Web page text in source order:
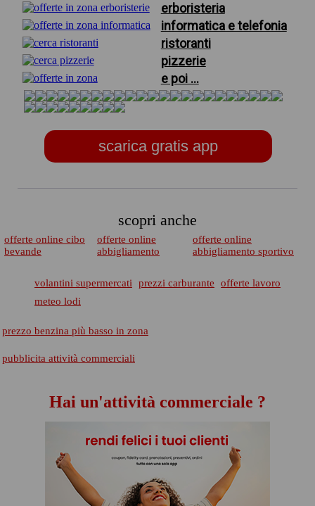
erboristeria
informatica e telefonia
ristoranti
pizzerie
e poi ...
scarica gratis app
scopri anche
offerte online cibo
bevande
offerte online
abbigliamento
offerte online
abbigliamento sportivo
volantini supermercati prezzi carburante
offerte lavoro
meteo lodi
prezzo benzina più basso in zona
pubblicita attività commerciali
Hai un'attività commerciale ?